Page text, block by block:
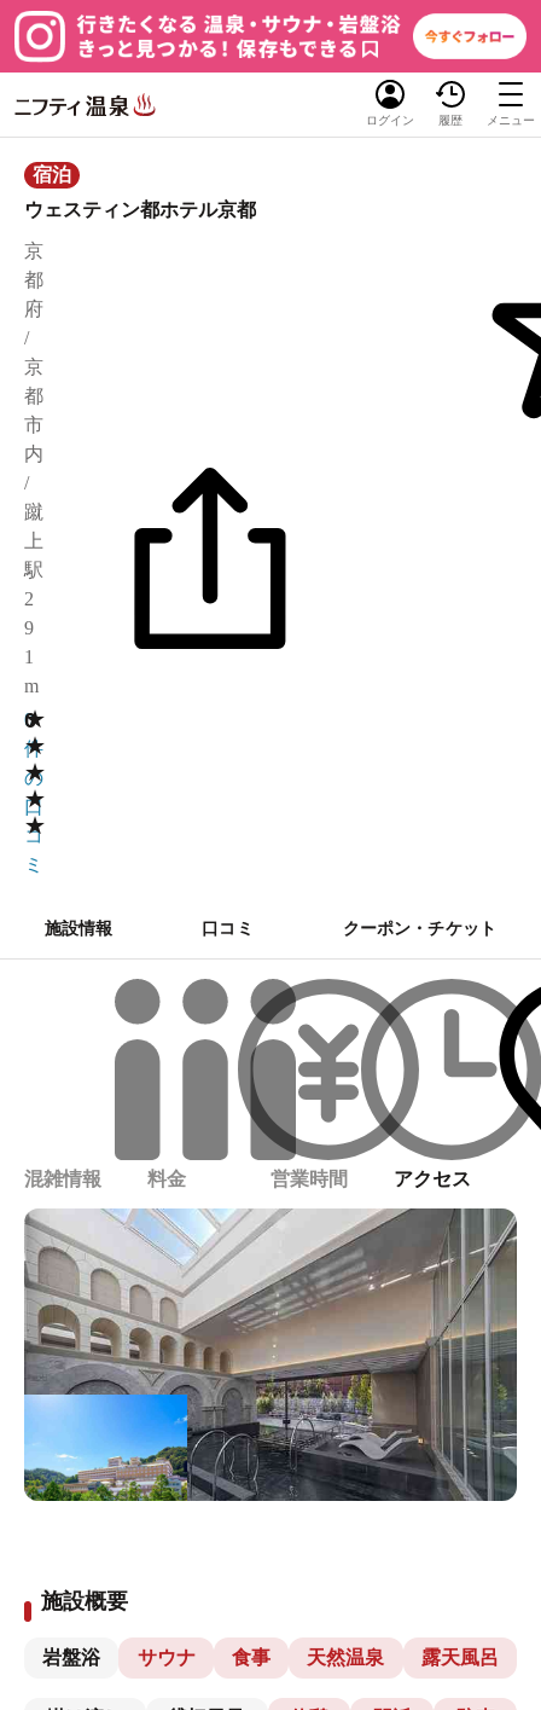
ログイン 履歴 メニュー
宿泊
ウェスティン都ホテル京都
京
都
府
/
京
都
市
内
/
蹴
上
駅
2
9
1
m
★
★
★
★
★
0
0
件
の
口
コ
ミ
施設情報 口コミ クーポン・チケット
混雑情報 料金 営業時間 アクセス
施設概要
岩盤浴 サウナ 食事 天然温泉 露天風呂